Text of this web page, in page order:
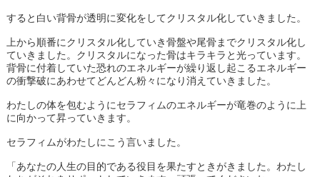
すると白い背骨が透明に変化をしてクリスタル化していきました。
上から順番にクリスタル化していき骨盤や尾骨までクリスタル化し
ていきました。クリスタルになった骨はキラキラと光っています。
背骨に付着していた恐れのエネルギーが繰り返し起こるエネルギー
の衝撃破にあわせてどんどん粉々になり消えていきました。
わたしの体を包むようにセラフィムのエネルギーが竜巻のように上
に向かって昇っていきます。
セラフィムがわたしにこう言いました。
「あなたの人生の目的である役目を果たすときがきました。わたし